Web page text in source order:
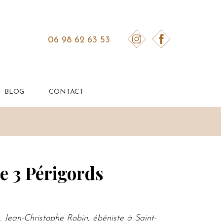
06 98 62 63 53
BLOG CONTACT
3 Périgords
Christophe Robin, ébéniste à Saint-